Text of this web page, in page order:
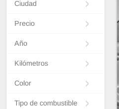
Ciudad
Precio
Año
Kilómetros
Color
Tipo de combustible